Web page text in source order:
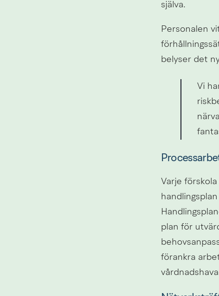
själva.
Personalen
belyser det
Vi
Varje
plan för
förankra